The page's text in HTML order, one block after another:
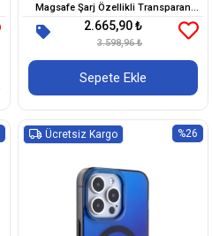
Magsafe Şarj Özellikli Transparan
Renkli Çerçeveli Orjinal Lisanslı Kapak
2.665,90 ₺
3.598,96 ₺
Sepete Ekle
%26
Ücretsiz Kargo